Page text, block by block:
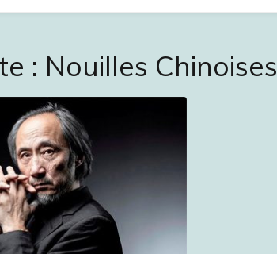
: Nouilles Chinoises